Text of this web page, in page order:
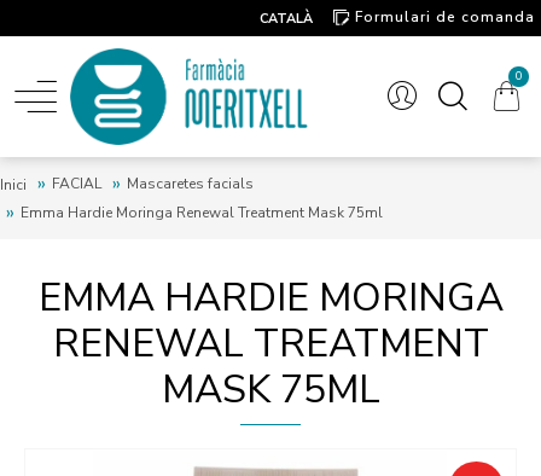
CATALÀ
Formulari de comanda
0
Inici FACIAL
Mascaretes facials
Emma Hardie Moringa Renewal Treatment Mask 75ml
EMMA HARDIE MORINGA
RENEWAL TREATMENT
MASK 75ML